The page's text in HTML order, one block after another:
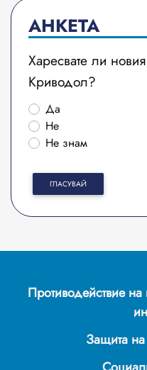
АНКЕТА
Харесвате ли
Криводол?
Да
Не
Не знам
ГЛАСУВАЙ
Противодействие
Защита